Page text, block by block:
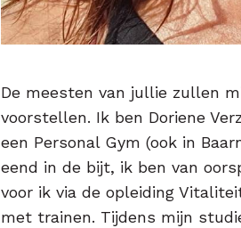
De meesten van jullie zullen
voorstellen. Ik ben Doriene
een Personal Gym (ook in
eend in de bijt, ik ben van
voor ik via de opleiding
met trainen. Tijdens mijn